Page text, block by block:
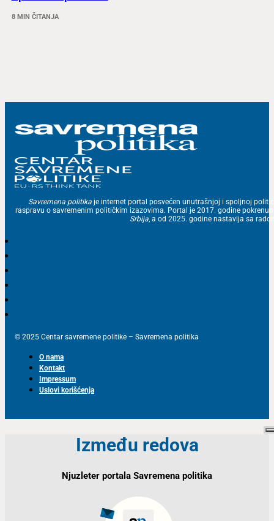
8 MIN ČITANJA
Savremena politika je internet portal posvećen unutrašnjoj i spoljnoj
raspravu o savremenim političkim izazovima. Portal je 2017. godine
Srbija, a od 2025. godine nastavlja sa
© 2025 Centar savremene politike – Savremena politika
O nama
Kontakt
Impressum
Uslovi korišćenja
Između redova
Njuzleter portala Savremena politika